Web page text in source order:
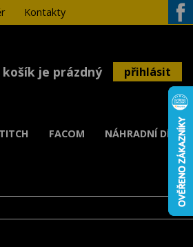
Kontakty
košík je prázdný přihlásit
FACOM NÁHRADNÍ DÍLY